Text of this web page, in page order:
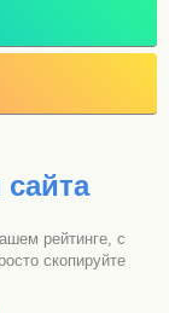
рейтинге, с
скопируйте